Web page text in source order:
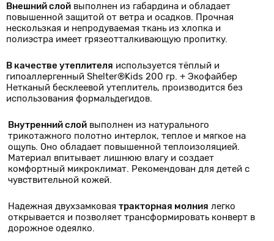
Внешний слой выполнен из габардина и обладает
повышенной защитой от ветра и осадков. Прочная
нескользкая и непродуваемая ткань из хлопка и
полиэстра имеет грязеотталкивающую пропитку.
В качестве утеплителя используется тёплый и
гипоаллергенный Shelter®Kids 200 гр. + Экофайбер
Нетканый бесклеевой утеплитель, производится без
использования формальдегидов.
Внутренний слой выполнен из натурального
трикотажного полотно интерлок, теплое и мягкое на
ощупь. Оно обладает повышенной теплоизоляцией.
Материал впитывает лишнюю влагу и создает
комфортный микроклимат. Рекомендован для детей с
чувствительной кожей.
Надежная двухзамковая тракторная молния легко
открывается и позволяет трансформировать конверт в
дорожное одеялко.